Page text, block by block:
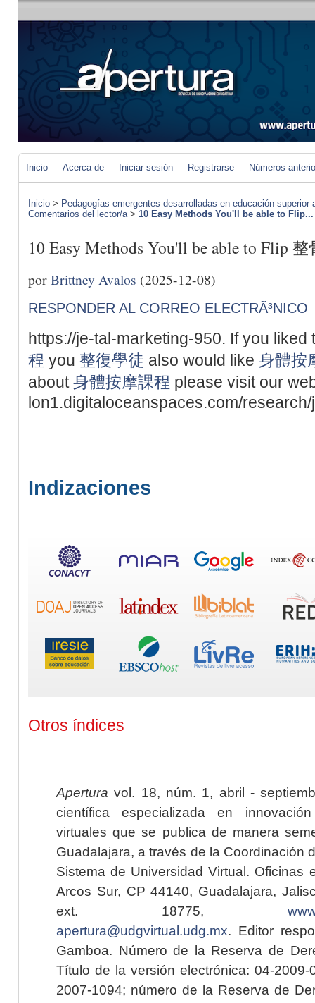
Inicio Acerca de Iniciar sesión Registrarse Números
Inicio > Pedagogías emergentes desarrolladas en educación
Comentarios del lector/a> 10 Easy Methods You'll be able to Flip...
10 Easy Methods You'll be able to Flip 整
porBrittney Avalos (2025-12-08)
RESPONDER AL CORREO ELECTRÃ³NICO
https://je-tal-marketing-950. If you
程 you 整復學徒 also would like 身體按
about身體按摩課程 please visit our
lon1.digitaloceanspaces.com/
Indizaciones
Otros índices
Apertura vol. 18, núm. 1, abril -
científica especializada en
virtuales que se publica de manera
Guadalajara, a través de la Coordinación
Sistema de Universidad Virtual. Oficinas
Arcos Sur, CP 44140, Guadalajara,
ext. 18775,
apertura@udgvirtual.udg.mx. Editor
Gamboa. Número de la Reserva de
Título de la versión electrónica: 04-2009-
2007-1094; número de la Reserva de